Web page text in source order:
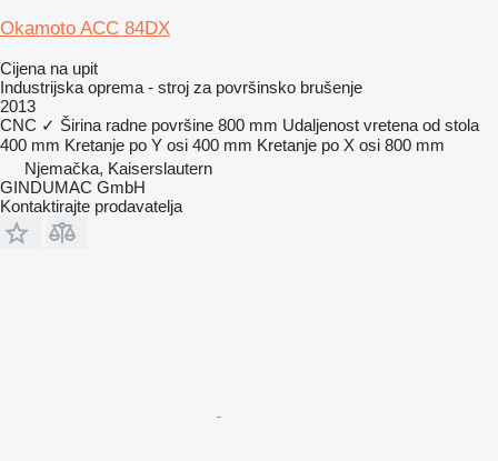
Okamoto ACC 84DX
Cijena na upit
Industrijska oprema - stroj za površinsko brušenje
2013
CNC ✓ Širina radne površine 800 mm Udaljenost vretena od stola
400 mm Kretanje po Y osi 400 mm Kretanje po X osi 800 mm
Njemačka, Kaiserslautern
GINDUMAC GmbH
Kontaktirajte prodavatelja